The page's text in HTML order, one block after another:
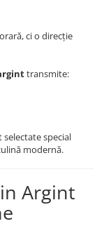
ci o direcție
transmite:
special
modernă.
Argint